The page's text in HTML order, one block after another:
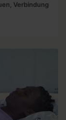
Verbindung